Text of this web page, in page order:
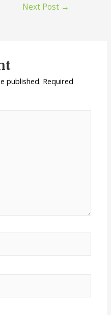
Next Post →
published. Required